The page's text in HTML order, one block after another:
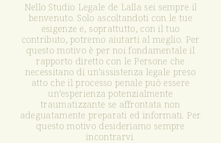
Nello Studio Legale de Lalla sei sempre il
benvenuto. Solo ascoltandoti con le tue
esigenze e, soprattutto, con il tuo
contributo, potremo aiutarti al meglio. Per
questo motivo è per noi fondamentale il
rapporto diretto con le Persone che
necessitano di un’assistenza legale preso
atto che il processo penale può essere
un’esperienza potenzialmente
traumatizzante se affrontata non
adeguatamente preparati ed informati. Per
questo motivo desideriamo sempre
incontrarvi.